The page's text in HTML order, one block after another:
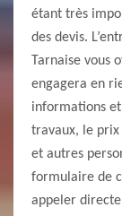
étant très
des devis.
Tarnaise vous
engagera en
informations
travaux, le prix
et autres
formulaire de
appeler